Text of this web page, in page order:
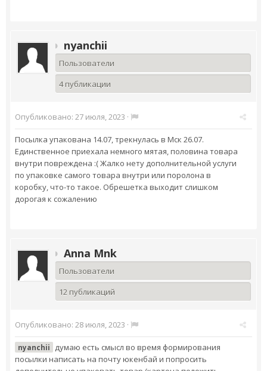
nyanchii
Пользователи
4 публикации
Опубликовано: 27 июля, 2023 ·
Посылка упакована 14.07, трекнулась в Мск 26.07.
Единственное приехала немного мятая, половина товара
внутри повреждена :( Жалко нету дополнительной услуги
по упаковке самого товара внутри или поролона в
коробку, что-то такое. Обрешетка выходит слишком
дорогая к сожалению
Anna Mnk
Пользователи
12 публикаций
Опубликовано: 28 июля, 2023 ·
nyanchii
думаю есть смысл во время формирования
посылки написать на почту юкенбай и попросить